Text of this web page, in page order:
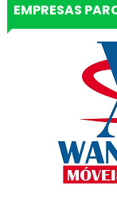
EMPRESAS